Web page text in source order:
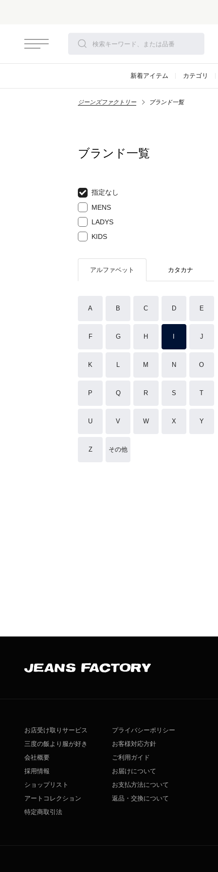
新着アイテム カテゴリ
ジーンズファクトリー ブランド一覧
ブランド一覧
指定なし
MENS
LADYS
KIDS
アルファベット カタカナ
A B C D E
F G H J
K L M N O
P Q R S T
U V W X Y
Z その他
お店受け取りサービス
三度の飯より服が好き
会社概要
採用情報
ショップリスト
アートコレクション
特定商取引法
プライバシーポリシー
お客様対応方針
ご利用ガイド
お届けについて
お支払方法について
返品・交換について